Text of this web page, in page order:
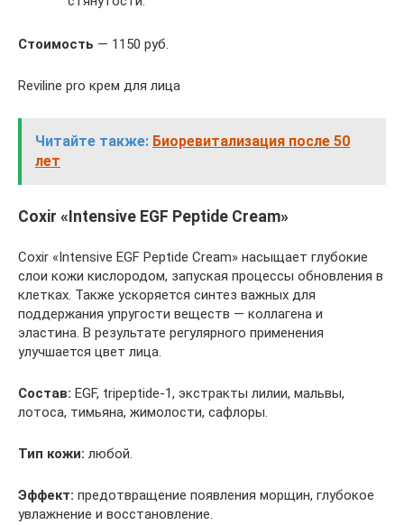
Стоимость — 1150 руб.
Reviline pro крем для лица
Читайте также: Биоревитализация после 50
лет
Coxir «Intensive EGF Peptide Cream»
Coxir «Intensive EGF Peptide Cream» насыщает глубокие
слои кожи кислородом, запуская процессы обновления в
клетках. Также ускоряется синтез важных для
поддержания упругости веществ — коллагена и
эластина. В результате регулярного применения
улучшается цвет лица.
Состав: EGF, tripeptide-1, экстракты лилии, мальвы,
лотоса, тимьяна, жимолости, сафлоры.
Тип кожи: любой.
Эффект: предотвращение появления морщин, глубокое
увлажнение и восстановление.